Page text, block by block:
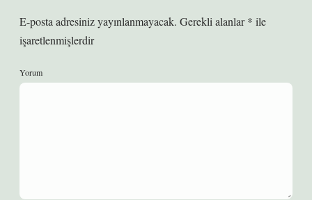
E-posta adresiniz yayınlanmayacak. Gerekli alanlar* ile
işaretlenmişlerdir
Yorum